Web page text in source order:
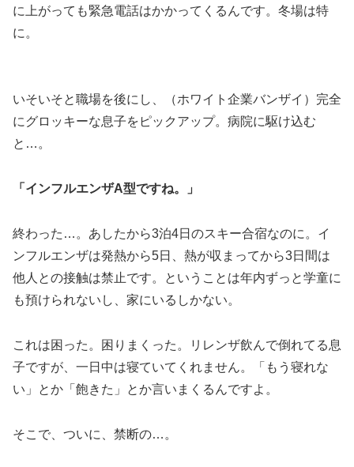
に上がっても緊急電話はかかってくるんです。冬場は特
に。
いそいそと職場を後にし、（ホワイト企業バンザイ）完全
にグロッキーな息子をピックアップ。病院に駆け込む
と…。
「インフルエンザA型ですね。」
終わった…。あしたから3泊4日のスキー合宿なのに。イ
ンフルエンザは発熱から5日、熱が収まってから3日間は
他人との接触は禁止です。ということは年内ずっと学童に
も預けられないし、家にいるしかない。
これは困った。困りまくった。リレンザ飲んで倒れてる息
子ですが、一日中は寝ていてくれません。「もう寝れな
い」とか「飽きた」とか言いまくるんですよ。
そこで、ついに、禁断の…。